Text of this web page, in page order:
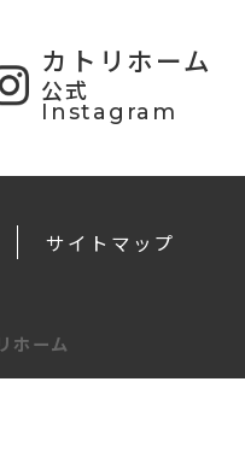
カトリホーム
公式
Instagram
サイトマップ
ホーム